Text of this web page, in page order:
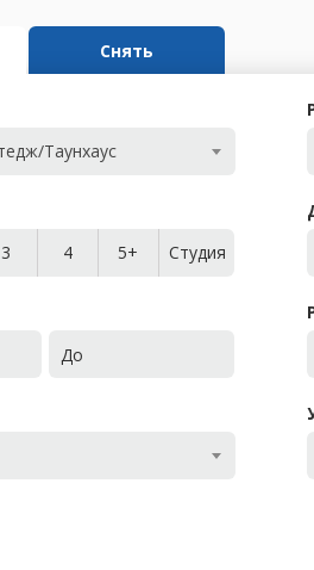
Снять
Таунхаус
3 4 5+ Студия
До